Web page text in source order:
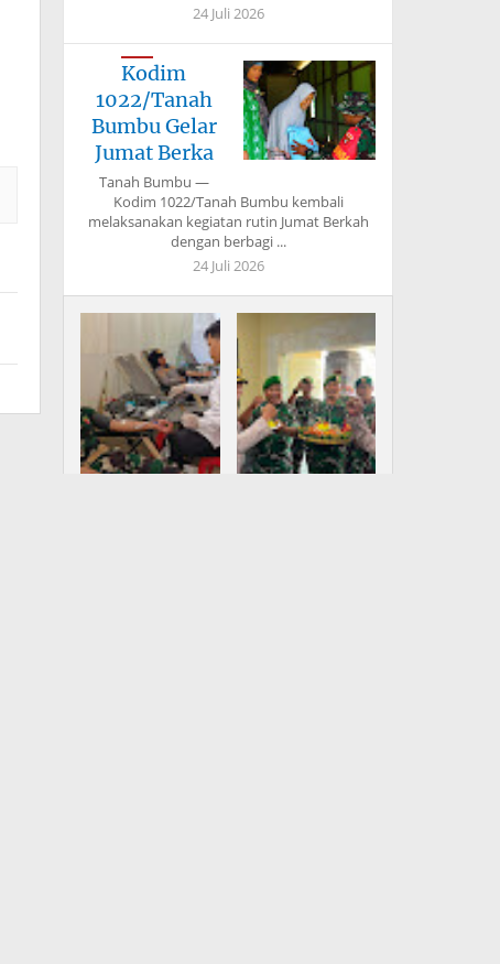
24 Juli 2026
Kodim
1022/Tanah
Bumbu Gelar
Jumat Berka
Tanah Bumbu —
Kodim 1022/Tanah Bumbu kembali
melaksanakan kegiatan rutin Jumat Berkah
dengan berbagi ...
24 Juli 2026